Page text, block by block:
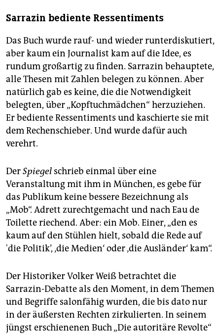
Sarrazin bediente Ressentiments
Das Buch wurde rauf- und wieder runterdiskutiert,
aber kaum ein Journalist kam auf die Idee, es
rundum großartig zu finden. Sarrazin behauptete,
alle Thesen mit Zahlen belegen zu können. Aber
natürlich gab es keine, die die Notwendigkeit
belegten, über „Kopftuchmädchen“ herzuziehen.
Er bediente Ressentiments und kaschierte sie mit
dem Rechenschieber. Und wurde dafür auch
verehrt.
DerSpiegel schrieb einmal über eine
Veranstaltung mit ihm in München, es gebe für
das Publikum keine bessere Bezeichnung als
„Mob“. Adrett zurechtgemacht und nach Eau de
Toilette riechend. Aber: ein Mob. Einer, „den es
kaum auf den Stühlen hielt, sobald die Rede auf
'die Politik’, ‚die Medien‘ oder ‚die Ausländer‘ kam“.
Der Historiker Volker Weiß betrachtet die
Sarrazin-Debatte als den Moment, in dem Themen
und Begriffe salonfähig wurden, die bis dato nur
in der äußersten Rechten zirkulierten. In seinem
jüngst erschienenen Buch „Die autoritäre Revolte“